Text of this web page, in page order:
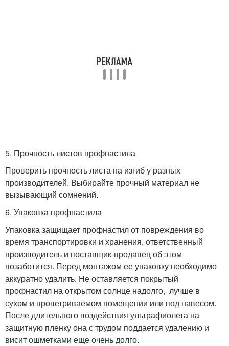
5. Прочность листов профнастила
Проверить прочность листа на изгиб у разных
производителей. Выбирайте прочный материал не
вызывающий сомнений.
6. Упаковка профнастила
Упаковка защищает профнастил от повреждения во
время транспортировки и хранения, ответственный
производитель и поставщик-продавец об этом
позаботится. Перед монтажом ее упаковку необходимо
аккуратно удалить. Не оставляется покрытый
профнастил на открытом солнце надолго, лучше в
сухом и проветриваемом помещении или под навесом.
После длительного воздействия ультрафиолета на
защитную пленку она с трудом поддается удалению и
висит ошметками еще очень долго.